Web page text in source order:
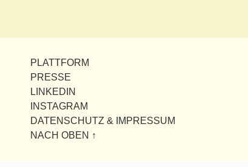
PLATTFORM
PRESSE
LINKEDIN
INSTAGRAM
DATENSCHUTZ & IMPRESSUM
NACH OBEN ↑